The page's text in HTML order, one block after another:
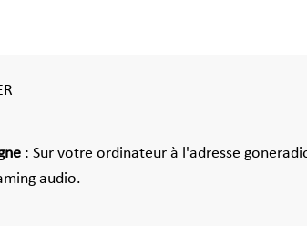
: Sur votre ordinateur à l'adresse
audio.